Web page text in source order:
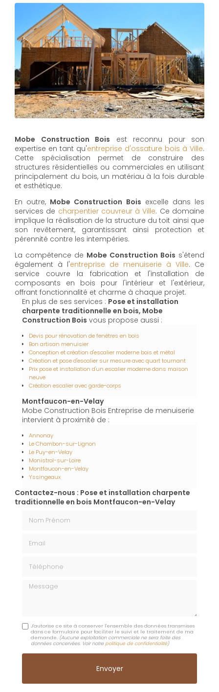
Mobe Construction Bois est reconnu pour son
expertise en tant qu'entreprise d'ossature bois à Ville.
Cette spécialisation permet de construire des
structures résidentielles ou commerciales en utilisant
principalement du bois, un matériau à la fois durable
et esthétique.
En outre, Mobe Construction Bois excelle dans les
services de charpentier couvreur à Ville. Ce domaine
implique la réalisation de la structure du toit ainsi que
son revêtement, garantissant ainsi protection et
pérennité contre les intempéries.
La compétence de Mobe Construction Bois s'étend
également à l'entreprise de menuiserie à Ville. Ce
service couvre la fabrication et l'installation de
composants en bois pour l'intérieur et l'extérieur,
offrant fonctionnalité et charme à chaque projet.
En plus de ses services : Pose et installation
charpente traditionnelle en bois, Mobe
Construction Bois vous propose aussi :
Devis pour rénovation de fenêtres en bois
Bon artisan menuisier
Conception et création d'escalier moderne bois et métal
Création et pose d'escalier sur mesure avec quart tournant
Prix pose et installation d'un escalier moderne dans maison
neuve
Création escalier avec garde-corps
Montfaucon-en-Velay
Mobe Construction Bois Entreprise de menuiserie
intervient à proximité de :
Annonay
Le Chambon-sur-Lignon
Le Puy-en-Velay
Monistrol-sur-Loire
Montfaucon-en-Velay
Yssingeaux
Contactez-nous : Pose et installation charpente
traditionnelle en bois Montfaucon-en-Velay
Message
J'autorise ce site à conserver l'ensemble des données transmises
dans ce formulaire pour faciliter le suivi et le traitement de ma
demande. (Aucune exploitation commerciale ne sera faite des
données concervées. Voir notre politique de confidentialité)